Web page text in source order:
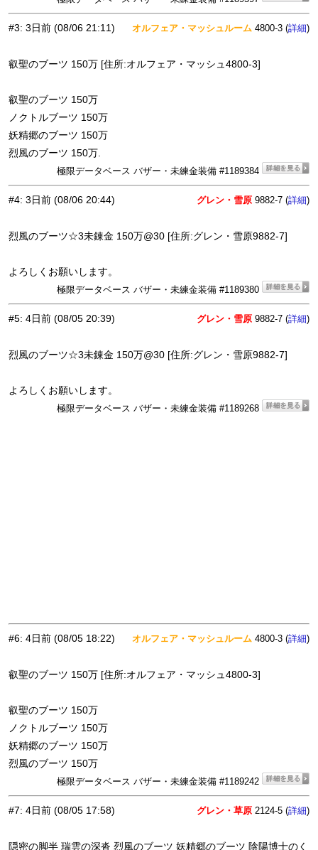
#3: 3日前 (08/06 21:11) オルフェア・マッシュルーム 4800-3 (詳細)
叡聖のブーツ 150万 [住所:オルフェア・マッシュ4800-3]
叡聖のブーツ 150万
ノクトルブーツ 150万
妖精郷のブーツ 150万
烈風のブーツ 150万.
極限データベース バザー・未練金装備 #1189384
#4: 3日前 (08/06 20:44) グレン・雪原 9882-7 (詳細)
烈風のブーツ☆3未錬金 150万@30 [住所:グレン・雪原9882-7]
よろしくお願いします。
極限データベース バザー・未練金装備 #1189380
#5: 4日前 (08/05 20:39) グレン・雪原 9882-7 (詳細)
烈風のブーツ☆3未錬金 150万@30 [住所:グレン・雪原9882-7]
よろしくお願いします。
極限データベース バザー・未練金装備 #1189268
#6: 4日前 (08/05 18:22) オルフェア・マッシュルーム 4800-3 (詳細)
叡聖のブーツ 150万 [住所:オルフェア・マッシュ4800-3]
叡聖のブーツ 150万
ノクトルブーツ 150万
妖精郷のブーツ 150万
烈風のブーツ 150万
極限データベース バザー・未練金装備 #1189242
#7: 4日前 (08/05 17:58) グレン・草原 2124-5 (詳細)
隠密の脚半 瑞雲の深沓 烈風のブーツ 妖精郷のブーツ 陰陽博士のく